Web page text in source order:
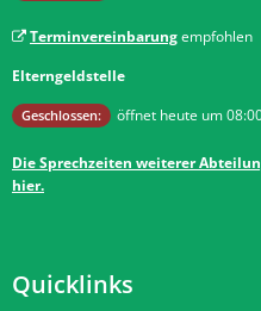
Terminvereinbarungempfohlen
Elterngeldstelle
Klicken, um weitere Öffnungs- oder
Geschlossen: öffnet heute um
Die Sprechzeiten weiterer
hier.
Quicklinks